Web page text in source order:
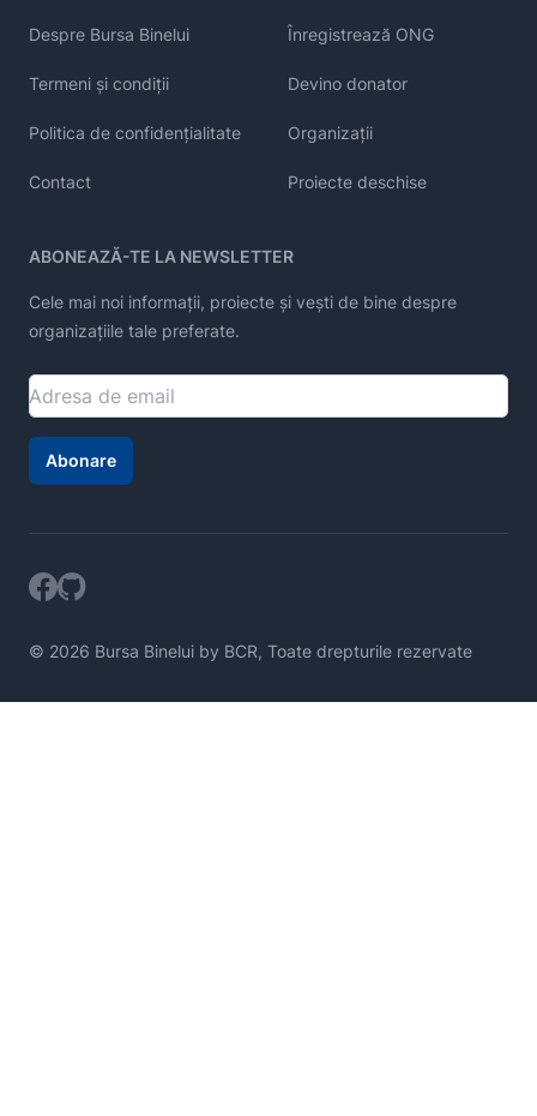
Despre Bursa Binelui
Termeni și condiții
Politica de confidențialitate
Contact
Înregistrează ONG
Devino donator
Organizații
Proiecte deschise
ABONEAZĂ-TE LA NEWSLETTER
Cele mai noi informații, proiecte și vești de bine despre
organizațiile tale preferate.
Abonare
© 2026 Bursa Binelui by BCR, Toate drepturile rezervate